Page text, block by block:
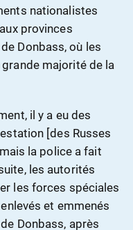
nationalistes
provinces
Donbass, où les
majorité de la
il y a eu des
[des Russes
la police a fait
les autorités
les forces spéciales
et emmenés
Donbass, après